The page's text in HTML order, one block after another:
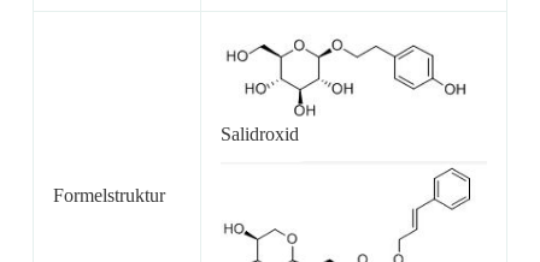
Formelstruktur
Salidroxid